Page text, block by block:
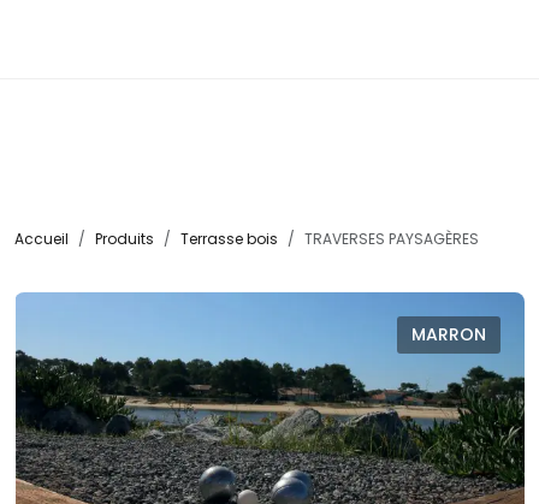
Accueil Produits Terrasse bois TRAVERSES PAYSAGÈRES
MARRON